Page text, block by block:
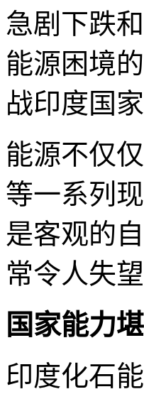
急剧下跌
能源困境
战印度国
能源不仅
等一系列
是客观的
常令人失
国家能力
印度化石